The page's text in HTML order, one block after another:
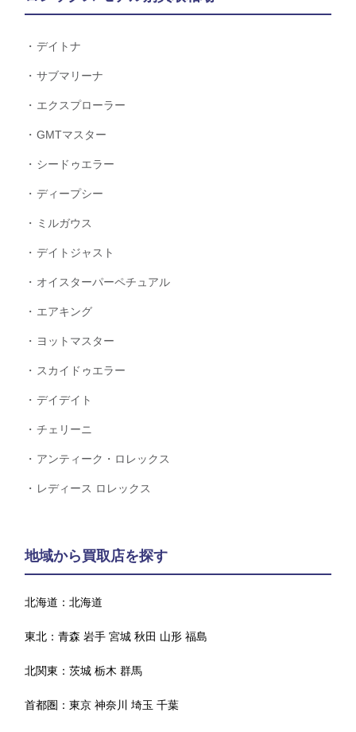
デイトナ
サブマリーナ
エクスプローラー
GMTマスター
シードゥエラー
ディープシー
ミルガウス
デイトジャスト
オイスターパーペチュアル
エアキング
ヨットマスター
スカイドゥエラー
デイデイト
チェリーニ
アンティーク・ロレックス
レディース ロレックス
地域から買取店を探す
北海道：北海道
東北：青森 岩手 宮城 秋田 山形 福島
北関東：茨城 栃木 群馬
首都圏：東京 神奈川 埼玉 千葉